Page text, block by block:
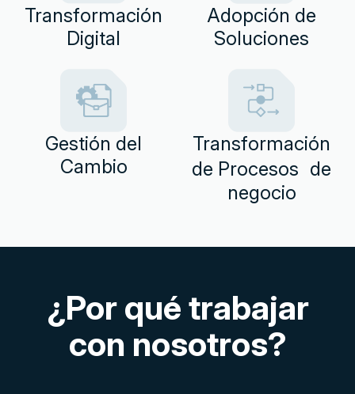
Transformación
Digital
Adopción de
Soluciones​
Gestión del
Cambio
Transformación
de Procesos de
negocio​
¿Por qué trabajar
con nosotros?